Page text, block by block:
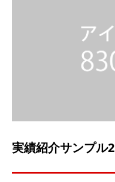
実績紹介サンプル2